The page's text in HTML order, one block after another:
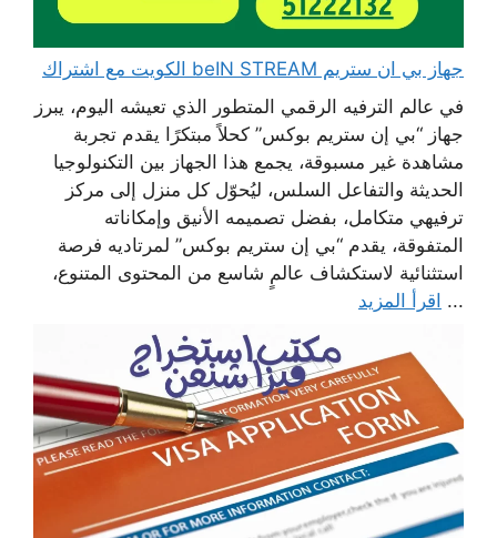
جهاز بي ان ستريم beIN STREAM الكويت مع اشتراك
في عالم الترفيه الرقمي المتطور الذي تعيشه اليوم، يبرز
جهاز “بي إن ستريم بوكس” كحلاً مبتكرًا يقدم تجربة
مشاهدة غير مسبوقة، يجمع هذا الجهاز بين التكنولوجيا
الحديثة والتفاعل السلس، ليُحوّل كل منزل إلى مركز
ترفيهي متكامل، بفضل تصميمه الأنيق وإمكاناته
المتفوقة، يقدم “بي إن ستريم بوكس” لمرتاديه فرصة
استثنائية لاستكشاف عالمٍ شاسع من المحتوى المتنوع،
... اقرأ المزيد